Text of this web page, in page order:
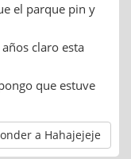
el parque pin y
claro esta
que estuve
a Hahajejeje